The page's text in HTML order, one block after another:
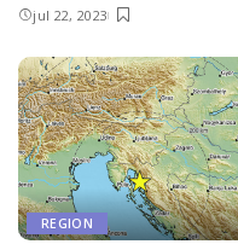
jul 22, 2023
REGION